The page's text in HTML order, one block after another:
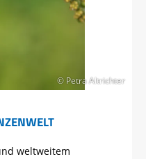
© Petra Altrichter
weltweitem